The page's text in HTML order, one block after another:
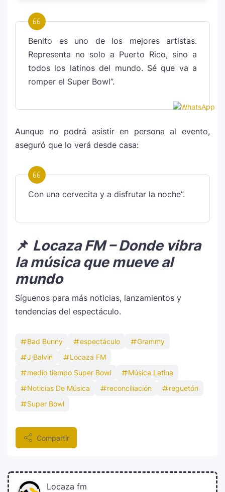
Benito es uno de los mejores artistas.
Representa no solo a Puerto Rico, sino a
todos los latinos del mundo. Sé que va a
romper el Super Bowl”.
Aunque no podrá asistir en persona al evento,
aseguró que lo verá desde casa:
Con una cervecita y a disfrutar la noche”.
📌 Locaza FM – Donde vibra
la música que mueve al
mundo
Síguenos para más noticias, lanzamientos y
tendencias del espectáculo.
Bad Bunny espectáculo
Grammy
J Balvin
Locaza FM
medio tiempo Super Bowl
Música Latina
Noticias De Música
reconciliación
reguetón
Super Bowl
Compartir
Locaza fm